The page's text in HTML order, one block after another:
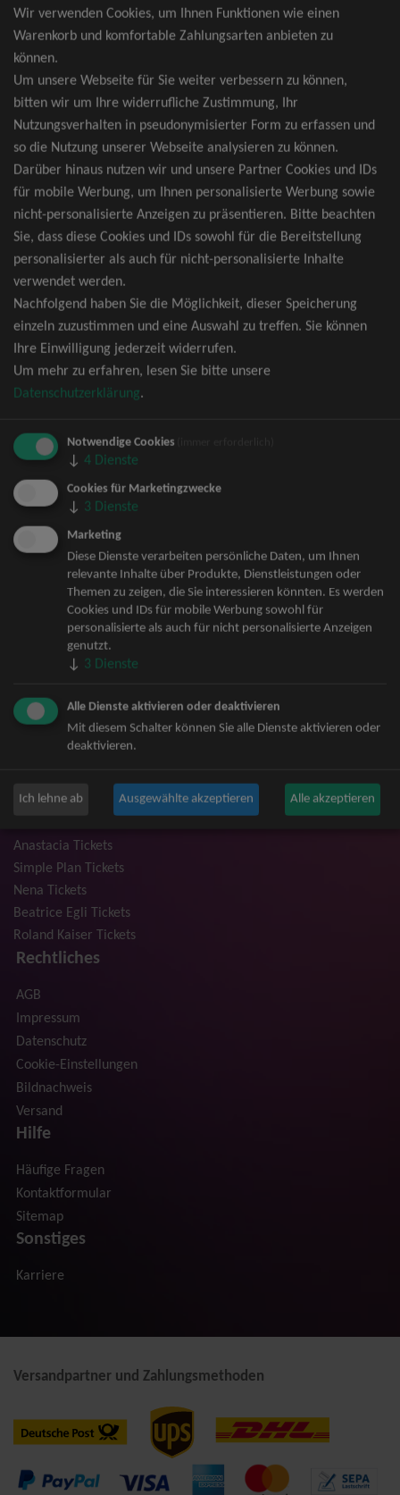
nach der Bestplatzbuchung vergeben
werden.
wider Erwarten doch nicht verfügbar
sein, erhalten Sie von uns Tickets für die
nächst bessere Kategorie. Und das
kostenfrei und völlig automatisch.
TOP-Events
André Rieu Tickets
David Garrett Tickets
Andrea Berg Tickets
Backstreet Boys Tickets
Unheilig Tickets
Santiano Tickets
Bryan Adams Tickets
Andreas Gabalier Tickets
Die Fantastischen Vier Tickets
Herbert Grönemeyer Tickets
Deep Purple Tickets
Howard Carpendale Tickets
Jan Delay & Disko No.1 Tickets
Pur Tickets
Bob Dylan Tickets
Mark Forster Tickets
The Prodigy Tickets
Niedeckens BAP Tickets
Judas Priest Tickets
Trailerpark & Friends Tickets
Anastacia Tickets
Simple Plan Tickets
Nena Tickets
Beatrice Egli Tickets
Roland Kaiser Tickets
Rechtliches
AGB
Impressum
Datenschutz
Cookie-Einstellungen
Bildnachweis
Versand
Hilfe
Häufige Fragen
Kontaktformular
Sitemap
Sonstiges
Karriere
Versandpartner und Zahlungsmethoden
Wir verwenden Cookies, um Ihnen Funktionen wie einen
Warenkorb und komfortable Zahlungsarten anbieten zu
können.
Um unsere Webseite für Sie weiter verbessern zu können,
bitten wir um Ihre widerrufliche Zustimmung, Ihr
Nutzungsverhalten in pseudonymisierter Form zu erfassen und
so die Nutzung unserer Webseite analysieren zu können.
Darüber hinaus nutzen wir und unsere Partner Cookies und IDs
für mobile Werbung, um Ihnen personalisierte Werbung sowie
nicht-personalisierte Anzeigen zu präsentieren. Bitte beachten
Sie, dass diese Cookies und IDs sowohl für die Bereitstellung
personalisierter als auch für nicht-personalisierte Inhalte
verwendet werden.
Nachfolgend haben Sie die Möglichkeit, dieser Speicherung
einzeln zuzustimmen und eine Auswahl zu treffen. Sie können
Ihre Einwilligung jederzeit widerrufen.
Um mehr zu erfahren, lesen Sie bitte unsere
Datenschutzerklärung.
Notwendige Cookies
↓ 4 Dienste
Cookies für Marketingzwecke
↓ 3 Dienste
Marketing
Diese Dienste verarbeiten persönliche Daten, um Ihnen
relevante Inhalte über Produkte, Dienstleistungen oder
Themen zu zeigen, die Sie interessieren könnten. Es werden
Cookies und IDs für mobile Werbung sowohl für
personalisierte als auch für nicht personalisierte Anzeigen
genutzt.
↓ 3 Dienste
Alle Dienste aktivieren oder deaktivieren
Mit diesem Schalter können Sie alle Dienste aktivieren oder
deaktivieren.
Ich lehne ab Ausgewählte akzeptieren Alle akzeptieren